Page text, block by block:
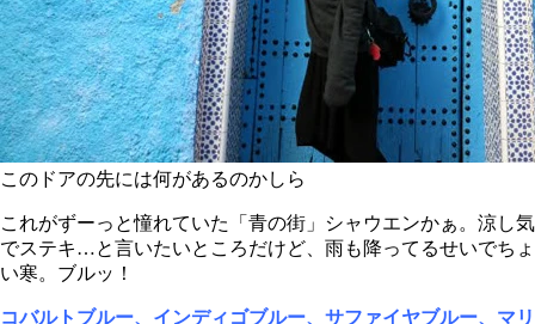
このドアの先には何があるのかしら
これがずーっと憧れていた「青の街」シャウエンかぁ。 涼し気
でステキ…と言いたいところだけど、雨も降ってるせいでちょ
い寒。ブルッ！
コバルトブルー、インディゴブルー、サファイヤブルー、マリ